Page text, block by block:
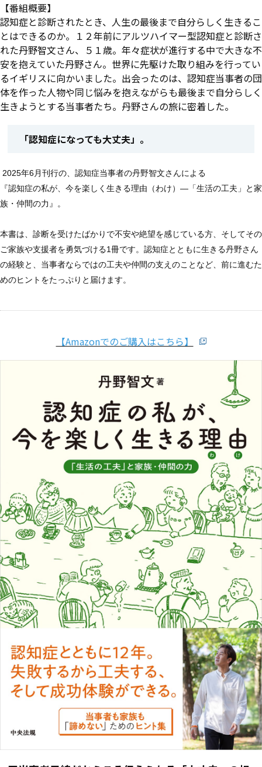
【番組概要】
認知症と診断されたとき、人生の最後まで自分らしく生きるこ
とはできるのか。１２年前にアルツハイマー型認知症と診断さ
れた丹野智文さん、５１歳。年々症状が進行する中で大きな不
安を抱えていた丹野さん。世界に先駆けた取り組みを行ってい
るイギリスに向かいました。出会ったのは、認知症当事者の団
体を作った人物や同じ悩みを抱えながらも最後まで自分らしく
生きようとする当事者たち。丹野さんの旅に密着した。
「認知症になっても大丈夫」。
2025年6月刊行の、認知症当事者の丹野智文さんによる
『認知症の私が、今を楽しく生きる理由（わけ）―「生活の工夫」と家
族・仲間の力』。
本書は、診断を受けたばかりで不安や絶望を感じている方、そしてその
ご家族や支援者を勇気づける1冊です。認知症とともに生きる丹野さん
の経験と、当事者ならではの工夫や仲間の支えのことなど、前に進むた
めのヒントをたっぷりと届けます。
【Amazonでのご購入はこちら】